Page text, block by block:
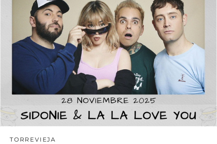
TORREVIEJA